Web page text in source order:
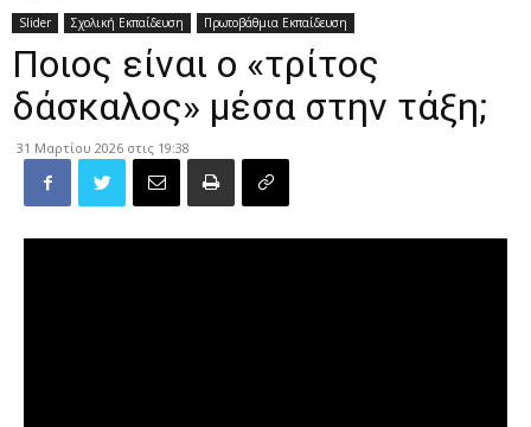
Slider Σχολική Εκπαίδευση Πρωτοβάθμια Εκπαίδευση
Ποιος είναι ο «τρίτος
δάσκαλος» μέσα στην τάξη;
31 Μαρτίου 2026 στις 19:38